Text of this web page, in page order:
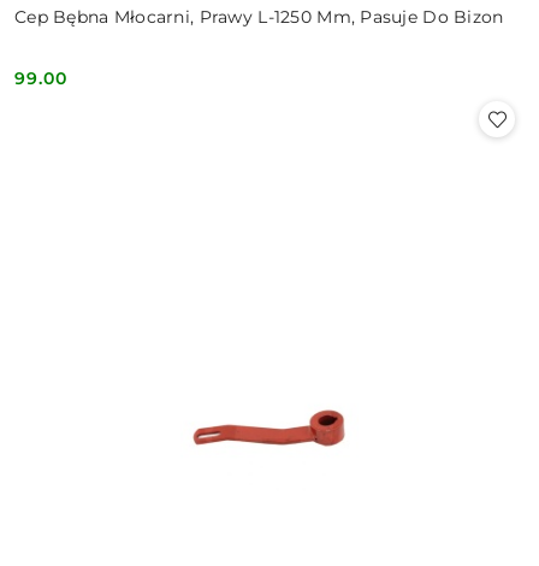
Cep Bębna Młocarni, Prawy L-1250 Mm, Pasuje Do Bizon
Cena:
99.00